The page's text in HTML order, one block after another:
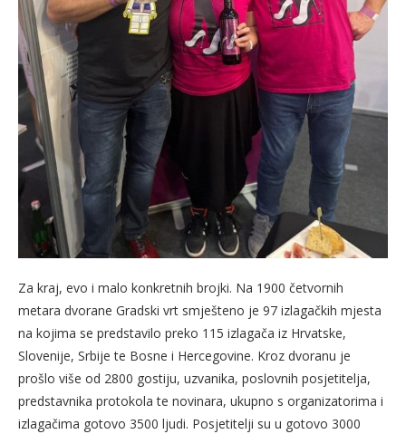
Za kraj, evo i malo konkretnih brojki. Na 1900 četvornih
metara dvorane Gradski vrt smješteno je 97 izlagačkih mjesta
na kojima se predstavilo preko 115 izlagača iz Hrvatske,
Slovenije, Srbije te Bosne i Hercegovine. Kroz dvoranu je
prošlo više od 2800 gostiju, uzvanika, poslovnih posjetitelja,
predstavnika protokola te novinara, ukupno s organizatorima i
izlagačima gotovo 3500 ljudi. Posjetitelji su u gotovo 3000